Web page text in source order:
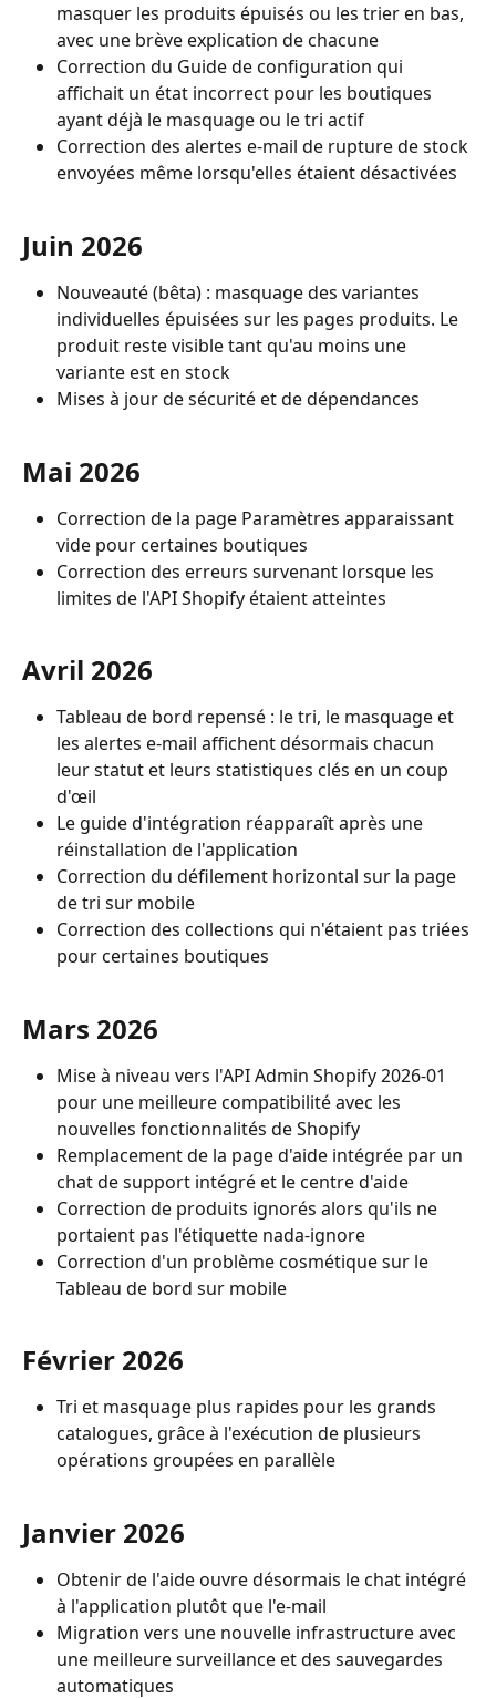
masquer les produits épuisés ou les trier en bas,
avec une brève explication de chacune
Correction du Guide de configuration qui
affichait un état incorrect pour les boutiques
ayant déjà le masquage ou le tri actif
Correction des alertes e-mail de rupture de stock
envoyées même lorsqu'elles étaient désactivées
Juin 2026
Nouveauté (bêta) : masquage des variantes
individuelles épuisées sur les pages produits. Le
produit reste visible tant qu'au moins une
variante est en stock
Mises à jour de sécurité et de dépendances
Mai 2026
Correction de la page Paramètres apparaissant
vide pour certaines boutiques
Correction des erreurs survenant lorsque les
limites de l'API Shopify étaient atteintes
Avril 2026
Tableau de bord repensé : le tri, le masquage et
les alertes e-mail affichent désormais chacun
leur statut et leurs statistiques clés en un coup
d'œil
Le guide d'intégration réapparaît après une
réinstallation de l'application
Correction du défilement horizontal sur la page
de tri sur mobile
Correction des collections qui n'étaient pas triées
pour certaines boutiques
Mars 2026
Mise à niveau vers l'API Admin Shopify 2026-01
pour une meilleure compatibilité avec les
nouvelles fonctionnalités de Shopify
Remplacement de la page d'aide intégrée par un
chat de support intégré et le centre d'aide
Correction de produits ignorés alors qu'ils ne
portaient pas l'étiquette nada-ignore
Correction d'un problème cosmétique sur le
Tableau de bord sur mobile
Février 2026
Tri et masquage plus rapides pour les grands
catalogues, grâce à l'exécution de plusieurs
opérations groupées en parallèle
Janvier 2026
Obtenir de l'aide ouvre désormais le chat intégré
à l'application plutôt que l'e-mail
Migration vers une nouvelle infrastructure avec
une meilleure surveillance et des sauvegardes
automatiques